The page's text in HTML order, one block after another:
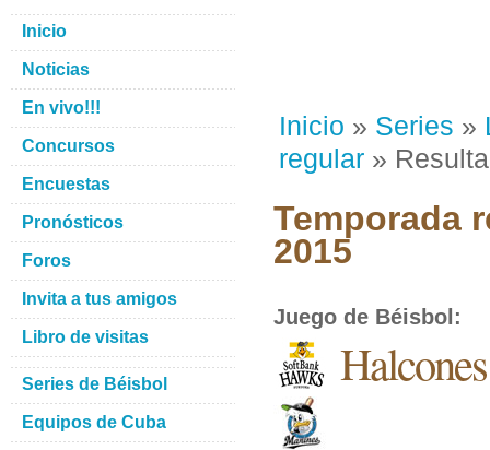
Inicio » Series »
regular »
Temporada
2015
Juego de Béisbol :
Inicio
Noticias
En vivo!!!
Concursos
Encuestas
Pronósticos
Foros
Invita a tus amigos
Libro de visitas
Series de Béisbol
Equipos de Cuba